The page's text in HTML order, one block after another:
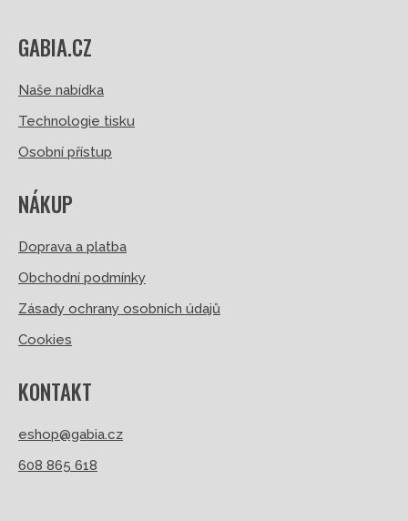
GABIA.CZ
Naše nabídka
Technologie tisku
Osobní přístup
NÁKUP
Doprava a platba
Obchodní podmínky
Zásady ochrany osobních údajů
Cookies
KONTAKT
eshop@gabia.cz
608 865 618